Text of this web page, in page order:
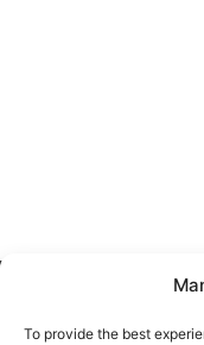
To provide the best
Copyright © 2026